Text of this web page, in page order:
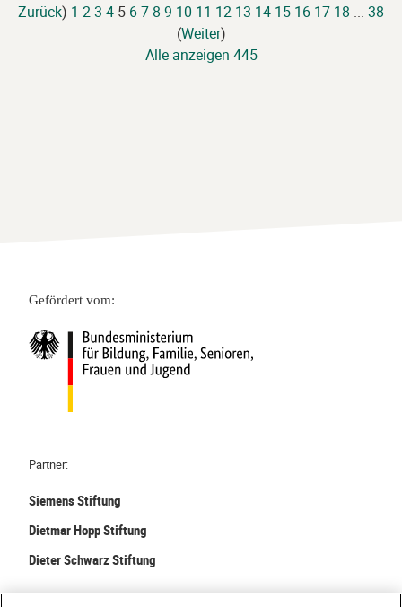
Zurück) 1 23 4 5 67 8 9 10 11 12 13 14 15 16 17 18 ... 38
(Weiter)
Alle anzeigen 445
Gefördert vom:
Partner:
Siemens Stiftung
Dietmar Hopp Stiftung
Dieter Schwarz Stiftung